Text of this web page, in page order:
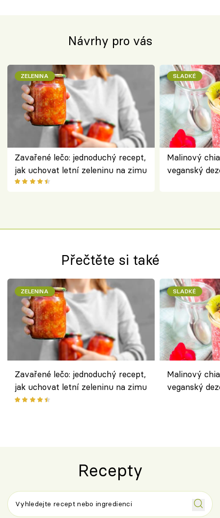
Návrhy pro vás
ZELENINA
Zavařené lečo: jednoduchý recept,
jak uchovat letní zeleninu na zimu
SLADKÉ
Malinový
veganský
Přečtěte si také
ZELENINA
Zavařené lečo: jednoduchý recept,
jak uchovat letní zeleninu na zimu
SLADKÉ
Malinový
veganský
Recepty